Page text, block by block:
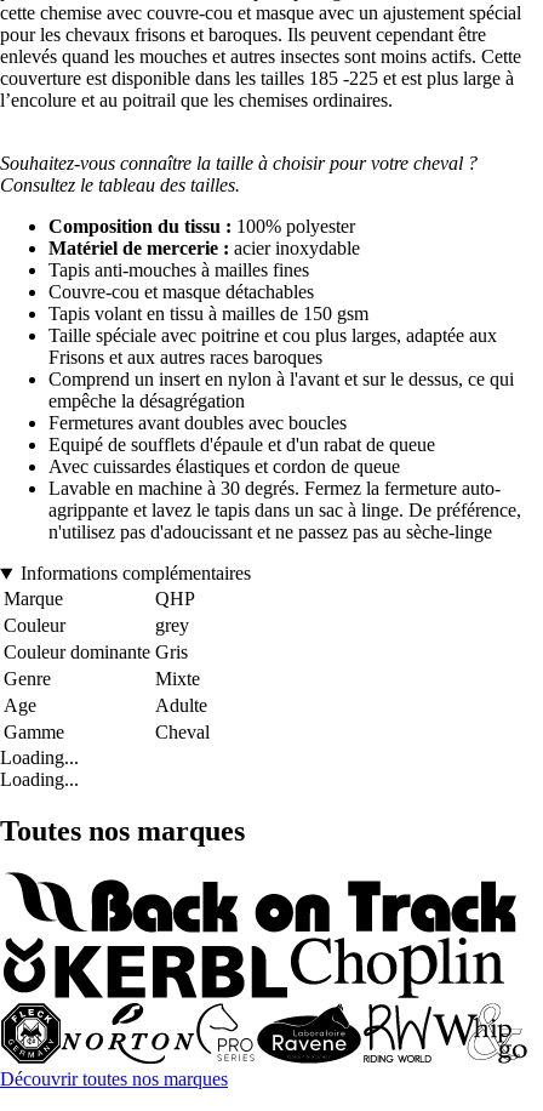
cette chemise avec couvre-cou et masque avec un ajustement spécial
pour les chevaux frisons et baroques. Ils peuvent cependant être
enlevés quand les mouches et autres insectes sont moins actifs. Cette
couverture est disponible dans les tailles 185 -225 et est plus large à
l’encolure et au poitrail que les chemises ordinaires.
Souhaitez-vous connaître la taille à choisir pour votre cheval ?
Consultez le tableau des tailles.
Composition du tissu : 100% polyester
Matériel de mercerie : acier inoxydable
Tapis anti-mouches à mailles fines
Couvre-cou et masque détachables
Tapis volant en tissu à mailles de 150 gsm
Taille spéciale avec poitrine et cou plus larges, adaptée aux
Frisons et aux autres races baroques
Comprend un insert en nylon à l'avant et sur le dessus, ce qui
empêche la désagrégation
Fermetures avant doubles avec boucles
Equipé de soufflets d'épaule et d'un rabat de queue
Avec cuissardes élastiques et cordon de queue
Lavable en machine à 30 degrés. Fermez la fermeture auto-
agrippante et lavez le tapis dans un sac à linge. De préférence,
n'utilisez pas d'adoucissant et ne passez pas au sèche-linge
Informations complémentaires
Marque
QHP
Couleur
grey
Couleur dominante Gris
Genre
Mixte
Age
Adulte
Gamme
Cheval
Loading...
Loading...
Toutes nos marques
Découvrir toutes nos marques